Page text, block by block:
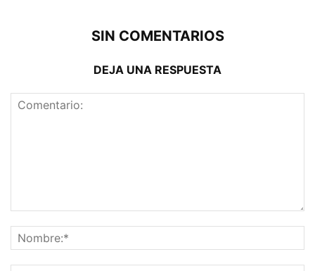
SIN COMENTARIOS
DEJA UNA RESPUESTA